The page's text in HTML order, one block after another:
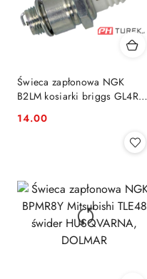
Świeca zapłonowa NGK
B2LM kosiarki briggs GL4RC
Cena:
14.00